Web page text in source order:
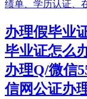
办理假毕业
毕业证怎么
办理Q/微信
信网公证办